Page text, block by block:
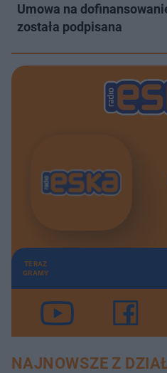
Umowa na
została podpisana
TERAZ
GRAMY
NAJNOWSZE Z